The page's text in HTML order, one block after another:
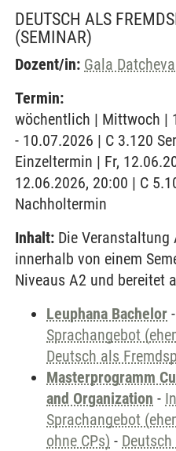
DEUTSCH ALS
(SEMINAR)
Dozent/in: Gala Datcheva
Termin:
wöchentlich | Mittwoch |
- 10.07.2026 | C 3.120
Einzeltermin | Fr,
12.06.2026, 20:00 | C
Nachholtermin
Inhalt: Die Veranstaltung
innerhalb von einem
Niveaus A2 und bereitet
Leuphana Bachelor -
Sprachangebot
Deutsch als
Masterprogramm
and Organization -
Sprachangebot
ohne CPs) -